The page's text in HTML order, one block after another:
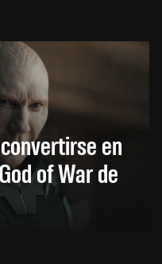
en
of War de